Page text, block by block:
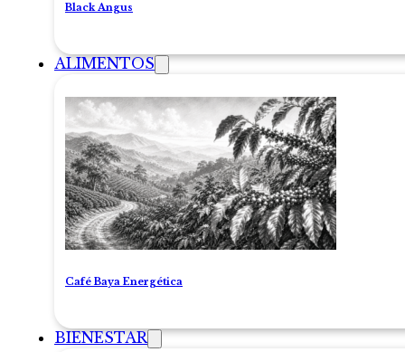
Black Angus
ALIMENTOS
Café Baya Energética
BIENESTAR